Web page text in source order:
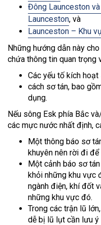
Đông Launceston
Launceston, và
Launceston – Khu
Những hướng dẫn này
chứa thông tin quan trọng
Các yếu tố kích
cách sơ tán, bao
dụng.
Nếu sông Esk phía Bắc
các mực nước nhất định,
Một thông báo sơ
khuyên nên rời đi
Một cảnh báo sơ
khỏi những khu vực
ngành điện, khí đốt
những khu vực đó.
Trong các trận lũ
dễ bị lũ lụt cần lưu ý